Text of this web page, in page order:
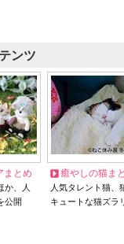
ンツ
まとめ
か、人
公開
癒やしの猫ま
人気タレント猫
キュートな猫ズラ